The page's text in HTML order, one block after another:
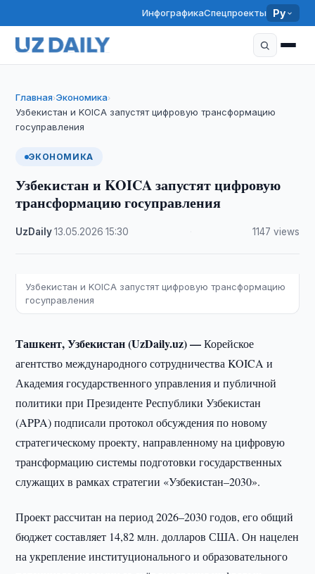
ИнфографикаСпецпроекты Ру
Главная›Экономика›
Узбекистан и KOICA запустят цифровую трансформацию
госуправления
ЭКОНОМИКА
Узбекистан и KOICA запустят цифровую
трансформацию госуправления
UzDaily·13.05.2026 ·15:30 1147 views
Узбекистан и KOICA запустят цифровую трансформацию
госуправления
Ташкент, Узбекистан (UzDaily.uz) —Корейское
агентство международного сотрудничества KOICA и
Академия государственного управления и публичной
политики при Президенте Республики Узбекистан
(APPA) подписали протокол обсуждения по новому
стратегическому проекту, направленному на цифровую
трансформацию системы подготовки государственных
служащих в рамках стратегии «Узбекистан–2030».
Проект рассчитан на период 2026–2030 годов, его общий
бюджет составляет 14,82 млн. долларов США. Он нацелен
на укрепление институционального и образовательного